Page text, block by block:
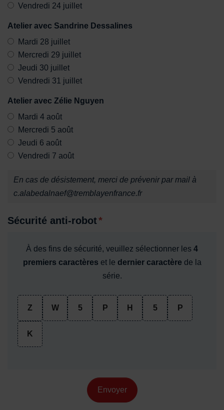
Vendredi 24 juillet
Atelier avec Sandrine Dessalines
Mardi 28 juillet
Mercredi 29 juillet
Jeudi 30 juillet
Vendredi 31 juillet
Atelier avec Zélie Nguyen
Mardi 4 août
Mercredi 5 août
Jeudi 6 août
Vendredi 7 août
A savoir :
En cas de désistement, merci de prévenir par mail à
c.alabedalnaef@tremblayenfrance.fr
Sécurité anti-robot*
À des fins de sécurité, veuillez sélectionner les 4
premiers caractères et le dernier caractère de la
série.
Z W 5 P H 5 P
K
Envoyer